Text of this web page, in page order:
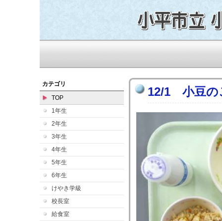
カテゴリ
TOP
1年生
2年生
3年生
4年生
5年生
6年生
けやき学級
校長室
給食室
12/1 小豆の